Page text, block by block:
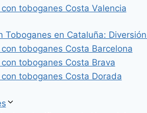
toboganes Costa Valencia
Toboganes en Cataluña:
toboganes Costa Barcelona
toboganes Costa Brava
toboganes Costa Dorada